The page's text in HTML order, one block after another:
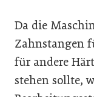
Da die
Zahnstangen
für andere
stehen sollte,